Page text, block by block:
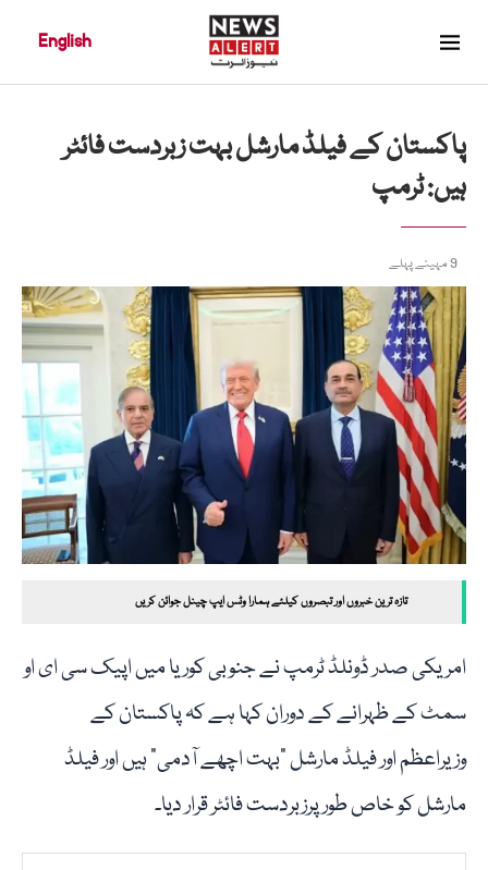
English
پاکستان کے فیلڈ مارشل بہت زبردست فائٹر
ہیں: ٹرمپ
9 مہینے پہلے
تازہ ترین خبروں اور تبصروں کیلئے ہمارا وٹس ایپ چینل جوائن کریں
امریکی صدر ڈونلڈ ٹرمپ نے جنوبی کوریا میں اپیک سی ای او
سمٹ کے ظہرانے کے دوران کہا ہے کہ پاکستان کے
وزیراعظم اور فیلڈ مارشل "بہت اچھے آدمی” ہیں اور فیلڈ
مارشل کو خاص طور پرزبردست فائٹر قرار دیا۔